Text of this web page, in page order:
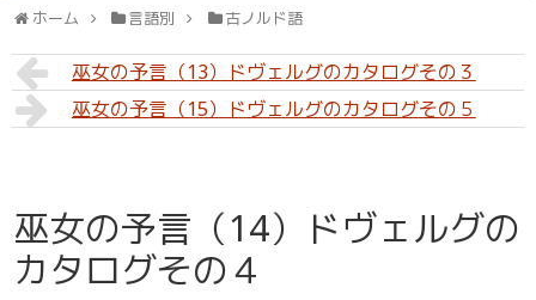
ホーム 言語別 古ノルド語
巫女の予言（13）ドヴェルグのカタログその３
巫女の予言（15）ドヴェルグのカタログその５
巫女の予言（14）ドヴェルグの
カタログその４